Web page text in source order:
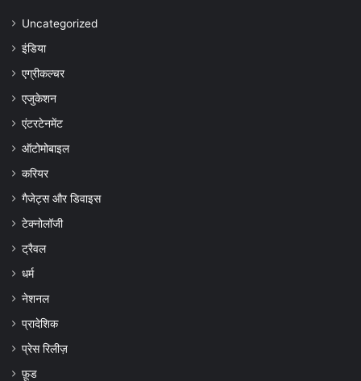
Uncategorized
इंडिया
एग्रीकल्चर
एजुकेशन
एंटरटेनमेंट
ऑटोमोबाइल
करियर
गैजेट्स और डिवाइस
टेक्नोलॉजी
ट्रैवल
धर्म
नेशनल
प्रादेशिक
प्रेस रिलीज़
फ़ूड